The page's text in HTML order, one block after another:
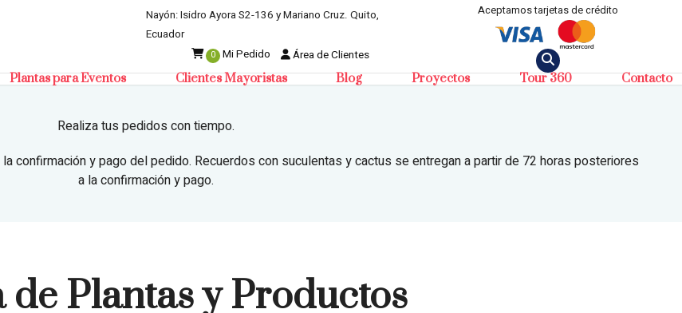
Nayón: Isidro Ayora S2-136 y Mariano Cruz. Quito,
Ecuador
0 Mi Pedido Área de Clientes
Aceptamos tarjetas de crédito
Plantas para Eventos Clientes Mayoristas Blog Proyectos Tour 360 Contacto
Realiza tus pedidos con tiempo.
confirmación y pago del pedido. Recuerdos con suculentas y cactus se entregan a partir de 72 horas posteriores
a la confirmación y pago.
de Plantas y Productos